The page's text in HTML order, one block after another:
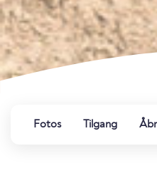
Fotos Tilgang